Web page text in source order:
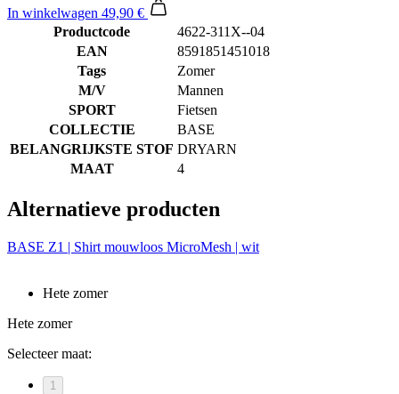
In winkelwagen 49,90 €
Productcode
4622-311X--04
EAN
8591851451018
Tags
Zomer
M/V
Mannen
SPORT
Fietsen
COLLECTIE
BASE
BELANGRIJKSTE STOF DRYARN
MAAT
4
Alternatieve producten
BASE Z1 | Shirt mouwloos MicroMesh | wit
Hete zomer
Hete zomer
Selecteer maat:
1